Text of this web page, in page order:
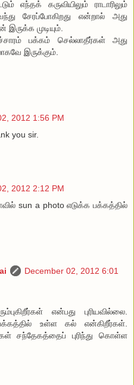
எந்தக் கருவியிலும் ராடாரிலும்
சேரப்போகிறது என்றால் அது
முடியும்.
பக்கம் செல்லாதீர்கள் அது
இருக்கும்.
2012 1:56 PM
you sir.
2012 2:12 PM
sun a photo எடுக்க பக்கத்தில்
December 02, 2012 6:01
என்பது புரியவில்லை.
உள்ள கல் என்கிறீர்கள்.
சந்தேகத்தைப் புரிந்து கொள்ள